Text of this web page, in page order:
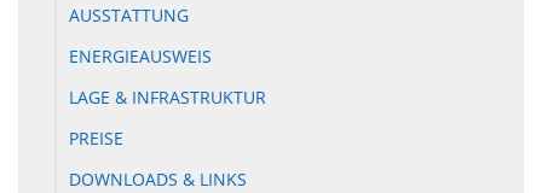
AUSSTATTUNG
ENERGIEAUSWEIS
LAGE & INFRASTRUKTUR
PREISE
DOWNLOADS & LINKS